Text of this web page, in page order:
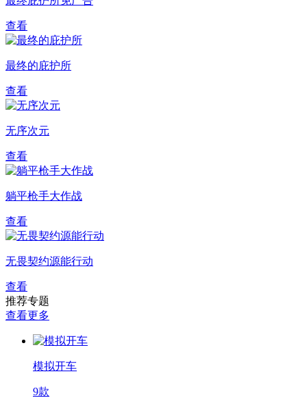
查看
最终的庇护所
查看
无序次元
查看
躺平枪手大作战
查看
无畏契约源能行动
查看
推荐专题
查看更多
模拟开车
9款